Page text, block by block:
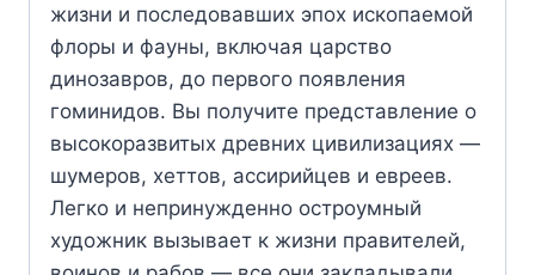
жизни и последовавших эпох ископаемой
флоры и фауны, включая царство
динозавров, до первого появления
гоминидов. Вы получите представление о
высокоразвитых древних цивилизациях —
шумеров, хеттов, ассирийцев и евреев.
Легко и непринужденно остроумный
художник вызывает к жизни правителей,